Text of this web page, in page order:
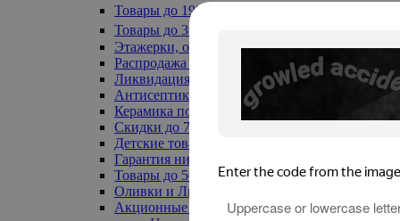
Товары до 199₽
Товары до 399₽
Этажерки, обувницы
Распродажа текстиля до -50%
Ликвидация до -70%
Антисептики
Керамика по 129 руб
Скидки до 70%
Детские товары
Гарантия низкой цены
Товары до 500 руб
Оливки и Лимоны
Акционные товары